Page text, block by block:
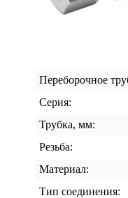
Переборочное
Серия:
Трубка, мм:
Резьба:
Материал:
Тип соединения: